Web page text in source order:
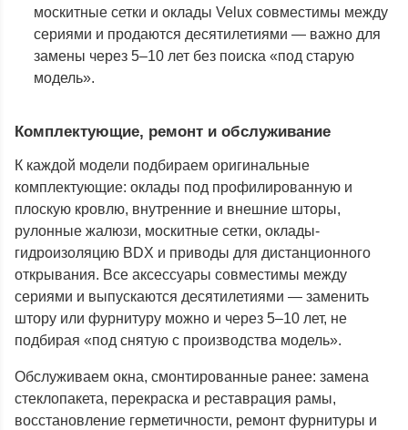
москитные сетки и оклады Velux совместимы между
сериями и продаются десятилетиями — важно для
замены через 5–10 лет без поиска «под старую
модель».
Комплектующие, ремонт и обслуживание
К каждой модели подбираем оригинальные
комплектующие: оклады под профилированную и
плоскую кровлю, внутренние и внешние шторы,
рулонные жалюзи, москитные сетки, оклады-
гидроизоляцию BDX и приводы для дистанционного
открывания. Все аксессуары совместимы между
сериями и выпускаются десятилетиями — заменить
штору или фурнитуру можно и через 5–10 лет, не
подбирая «под снятую с производства модель».
Обслуживаем окна, смонтированные ранее: замена
стеклопакета, перекраска и реставрация рамы,
восстановление герметичности, ремонт фурнитуры и